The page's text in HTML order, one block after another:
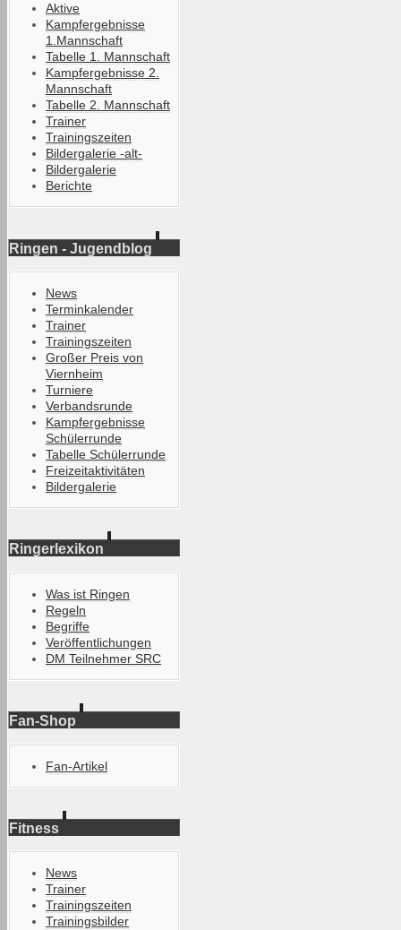
Aktive
Kampfergebnisse
1.Mannschaft
Tabelle 1. Mannschaft
Kampfergebnisse 2.
Mannschaft
Tabelle 2. Mannschaft
Trainer
Trainingszeiten
Bildergalerie -alt-
Bildergalerie
Berichte
Ringen - Jugendblog
News
Terminkalender
Trainer
Trainingszeiten
Großer Preis von
Viernheim
Turniere
Verbandsrunde
Kampfergebnisse
Schülerrunde
Tabelle Schülerrunde
Freizeitaktivitäten
Bildergalerie
Ringerlexikon
Was ist Ringen
Regeln
Begriffe
Veröffentlichungen
DM Teilnehmer SRC
Fan-Shop
Fan-Artikel
Fitness
News
Trainer
Trainingszeiten
Trainingsbilder